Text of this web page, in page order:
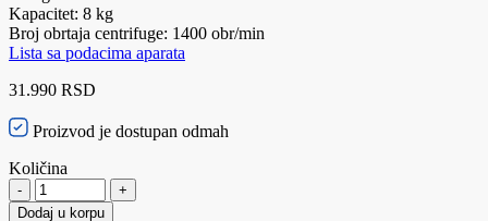
Kapacitet: 8 kg
Broj obrtaja centrifuge: 1400 obr/min
Lista sa podacima aparata
31.990 RSD
Proizvod je dostupan odmah
Količina
-
+
Dodaj u korpu